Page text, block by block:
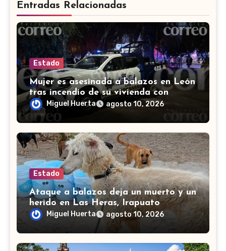
Entradas Relacionadas
Estado
Mujer es asesinada a balazos en León
tras incendio de su vivienda con
bombas molotov
Miguel Huerta agosto 10, 2026
Estado
Ataque a balazos deja un muerto y un
herido en Las Heras, Irapuato
Miguel Huerta agosto 10, 2026